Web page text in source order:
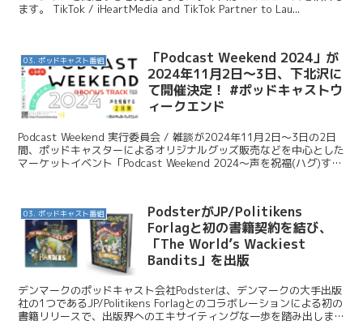
ます。 TikTok / iHeartMedia and TikTok Partner to Lau...
03. ポッドキャスト番組
「Podcast Weekend 2024」が
2024年11月2日〜3日、下北沢に
て開催決定！ #ポッドキャストウ
ィークエンド
Podcast Weekend 実行委員会 / 雑談が2024年11月2日〜3日の2日
間、ポッドキャスターによるオリジナルグッズ販売などを中心とした
マーケットイベント「Podcast Weekend 2024〜声を祝福(ハグ)する
03. ポッドキャスト番組
PodsterがJP/Politikens
Forlagと初の書籍契約を結び、
「The World’s Wackiest
Bandits」を出版
デンマークのポッドキャスト会社Podsterは、デンマークの大手出版
社の1つであるJP/Politikens Forlagとのコラボレーションによる初の
書籍リリースで、出版界へのエキサイティングな一歩を踏み出しま